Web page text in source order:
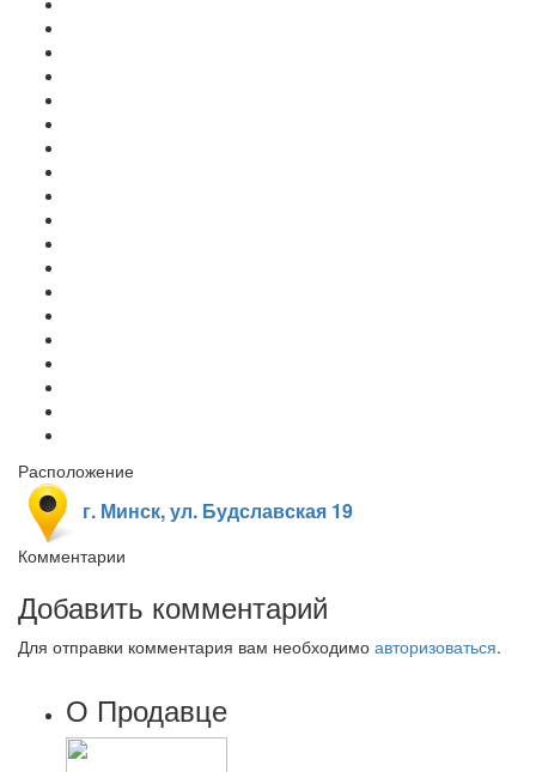
Расположение
г. Минск, ул. Будславская 19
Комментарии
Добавить комментарий
Для отправки комментария вам необходимо авторизоваться.
О Продавце